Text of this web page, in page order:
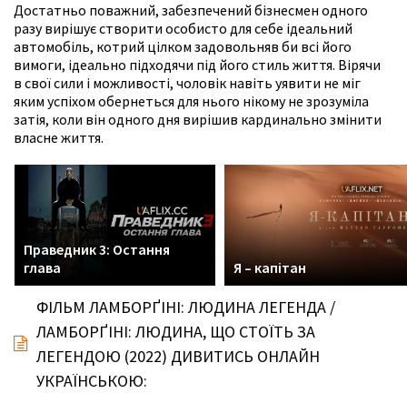
Достатньо поважний, забезпечений бізнесмен одного
разу вирішує створити особисто для себе ідеальний
автомобіль, котрий цілком задовольняв би всі його
вимоги, ідеально підходячи під його стиль життя. Вірячи
в свої сили і можливості, чоловік навіть уявити не міг
яким успіхом обернеться для нього нікому не зрозуміла
затія, коли він одного дня вирішив кардинально змінити
власне життя.
Праведник 3: Остання
глава
Я – капітан
ФІЛЬМ ЛАМБОРҐІНІ: ЛЮДИНА ЛЕГЕНДА /
ЛАМБОРҐІНІ: ЛЮДИНА, ЩО СТОЇТЬ ЗА
ЛЕГЕНДОЮ (2022) ДИВИТИСЬ ОНЛАЙН
УКРАЇНСЬКОЮ: